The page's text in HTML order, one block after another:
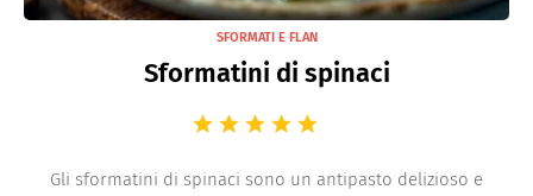
SFORMATI E FLAN
Sformatini di spinaci
Gli sformatini di spinaci sono un antipasto delizioso e